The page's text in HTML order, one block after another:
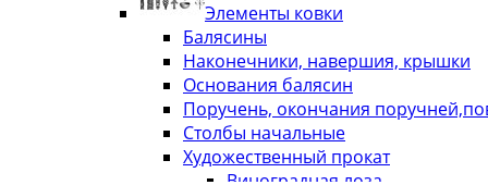
Элементы ковки
Балясины
Наконечники, навершия, крышки
Основания балясин
Поручень, окончания
Столбы начальные
Художественный прокат